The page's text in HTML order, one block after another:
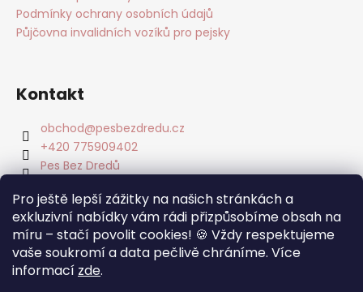
Pro ještě lepší zážitky na našich stránkách a
exkluzivní nabídky vám rádi přizpůsobíme obsah na
míru – stačí povolit cookies! 🍪 Vždy respektujeme
vaše soukromí a data pečlivě chráníme. Více
informací zde.
Podmínky ochrany osobních údajů
Půjčovna invalidních vozíků pro pejsky
Kontakt
obchod@pesbezdredu.cz
+420 775909402
Pes Bez Dredů
Pes Bez Dredu - Smečka z Mníšku
Facebook